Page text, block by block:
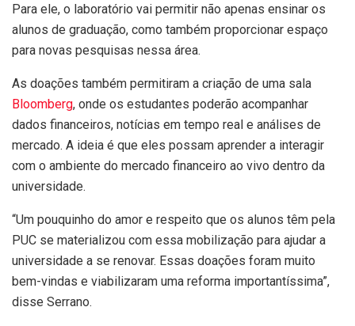
Para ele, o laboratório vai permitir não apenas ensinar os
alunos de graduação, como também proporcionar espaço
para novas pesquisas nessa área.
As doações também permitiram a criação de uma sala
Bloomberg, onde os estudantes poderão acompanhar
dados financeiros, notícias em tempo real e análises de
mercado. A ideia é que eles possam aprender a interagir
com o ambiente do mercado financeiro ao vivo dentro da
universidade.
“Um pouquinho do amor e respeito que os alunos têm pela
PUC se materializou com essa mobilização para ajudar a
universidade a se renovar. Essas doações foram muito
bem-vindas e viabilizaram uma reforma importantíssima”,
disse Serrano.